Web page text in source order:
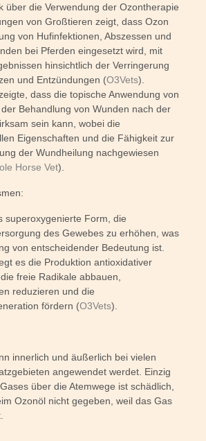
über die Verwendung der Ozontherapie
von Großtieren zeigt, dass Ozon
von Hufinfektionen, Abszessen und
bei Pferden eingesetzt wird, mit
hinsichtlich der Verringerung
und Entzündungen (O3Vets).
dass die topische Anwendung von
Behandlung von Wunden nach der
sein kann, wobei die
Eigenschaften und die Fähigkeit zur
der Wundheilung nachgewiesen
Horse Vet).
superoxygenierte Form, die
des Gewebes zu erhöhen, was
von entscheidender Bedeutung ist.
es die Produktion antioxidativer
freie Radikale abbauen,
reduzieren und die
fördern (O3Vets).
innerlich und äußerlich bei vielen
angewendet werdet. Einzig
über die Atemwege ist schädlich,
Ozonöl nicht gegeben, weil das Gas